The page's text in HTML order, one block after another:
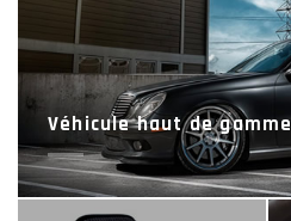
Véhicule haut de gamme